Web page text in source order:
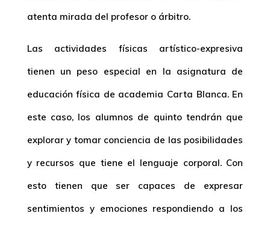
atenta mirada del profesor o árbitro.
Las actividades físicas artístico-expresiva
tienen un peso especial en la asignatura de
educación física de academia Carta Blanca. En
este caso, los alumnos de quinto tendrán que
explorar y tomar conciencia de las posibilidades
y recursos que tiene el lenguaje corporal. Con
esto tienen que ser capaces de expresar
sentimientos y emociones respondiendo a los